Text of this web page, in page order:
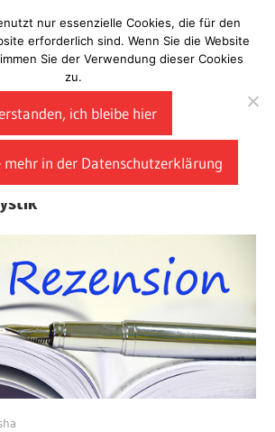
Laberladen
nur essenzielle Cookies, die für den
erforderlich sind. Wenn Sie die Website
Sie der Verwendung dieser Cookies
zu.
ich bleibe hier
mehr in der Datenschutzerklärung